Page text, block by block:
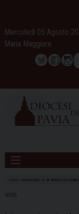
content
Mercoledì 05 Agosto
Maria Maggiore
Twitter
HOME VOCAZIONI: IL 30 APRILE LA
NEWS